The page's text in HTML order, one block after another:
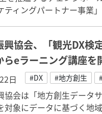
ティングパートナー事業
興協会、「観光DX検
らeラーニング講座を
日 #DX #地方創生
協会は「地方創生データ
対象にデータに基づく地